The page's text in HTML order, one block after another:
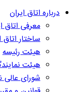
درباره اتاق ایران
معرفی اتاق
ساختار اتاق
هیئت رئیسه
هیئت
شورای عالی